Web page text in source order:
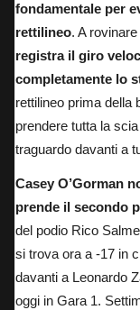
fondamentale per
rettilineo. A
registra il giro
completamente lo
rettilineo prima della
prendere tutta la
traguardo davanti a
Casey O’Gorman
prende il secondo
del podio Rico
si trova ora a -17 in
davanti a Leonardo
oggi in Gara 1.